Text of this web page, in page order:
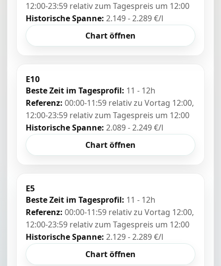
12:00-23:59 relativ zum Tagespreis um 12:00
Historische Spanne: 2.149 - 2.289 €/l
Chart öffnen
E10
Beste Zeit im Tagesprofil: 11 - 12h
Referenz: 00:00-11:59 relativ zu Vortag 12:00,
12:00-23:59 relativ zum Tagespreis um 12:00
Historische Spanne: 2.089 - 2.249 €/l
Chart öffnen
E5
Beste Zeit im Tagesprofil: 11 - 12h
Referenz: 00:00-11:59 relativ zu Vortag 12:00,
12:00-23:59 relativ zum Tagespreis um 12:00
Historische Spanne: 2.129 - 2.289 €/l
Chart öffnen